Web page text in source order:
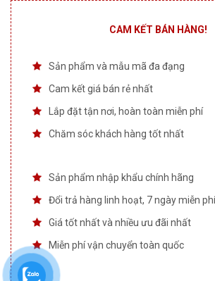
CAM KẾT BÁN HÀNG!
Sản phẩm và mẫu mã đa đạng
Cam kết giá bán rẻ nhất
Lắp đặt tận nơi, hoàn toàn miễn phí
Chăm sóc khách hàng tốt nhất
Sản phẩm nhập khẩu chính hãng
Đổi trả hàng linh hoạt, 7 ngày miễn phí
Giá tốt nhất và nhiều ưu đãi nhất
Miễn phí vận chuyển toàn quốc